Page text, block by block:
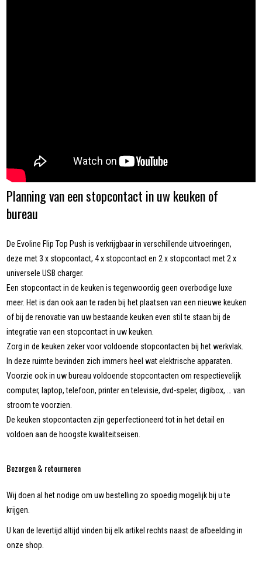
Planning van een stopcontact in uw keuken of
bureau
De Evoline Flip Top Push is verkrijgbaar in verschillende uitvoeringen,
deze met 3 x stopcontact, 4 x stopcontact en 2 x stopcontact met 2 x
universele USB charger.
Een stopcontact in de keuken is tegenwoordig geen overbodige luxe
meer. Het is dan ook aan te raden bij het plaatsen van een nieuwe keuken
of bij de renovatie van uw bestaande keuken even stil te staan bij de
integratie van een stopcontact in uw keuken.
Zorg in de keuken zeker voor voldoende stopcontacten bij het werkvlak.
In deze ruimte bevinden zich immers heel wat elektrische apparaten.
Voorzie ook in uw bureau voldoende stopcontacten om respectievelijk
computer, laptop, telefoon, printer en televisie, dvd-speler, digibox, … van
stroom te voorzien.
De keuken stopcontacten zijn geperfectioneerd tot in het detail en
voldoen aan de hoogste kwaliteitseisen.
Bezorgen & retourneren
Wij doen al het nodige om uw bestelling zo spoedig mogelijk bij u te
krijgen.
U kan de levertijd altijd vinden bij elk artikel rechts naast de afbeelding in
onze shop.